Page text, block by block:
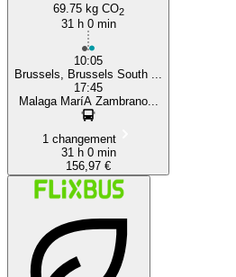
69.75 kg CO2
31 h 0 min
10:05
Brussels, Brussels South ...
17:45
Malaga MaríA Zambrano...
1 changement
31 h 0 min
156,97 €